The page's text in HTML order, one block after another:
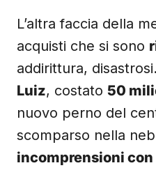
L’altra faccia della
acquisti che si sono
addirittura,
Luiz, costato 50
nuovo perno del
scomparso nella
incomprensioni